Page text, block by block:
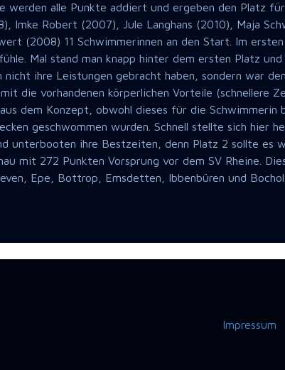
werden alle Punkte addiert und ergeben den Platz
Imke Robert (2007), Jule Langhans (2010), Maja
(2008) 11 Schwimmerinnen an den Start. Im
Mal stand man knapp hinter dem ersten Platz
nicht ihre Leistungen gebracht haben, sondern war
die vorhandenen körperlichen Vorteile (schnellere
dem Konzept, obwohl dieses für die
geschwommen wurden. Schnell stellte sich hier
unterbooten ihre Bestzeiten, denn Platz 2 sollte es
mit 272 Punkten Vorsprung vor dem SV Rheine.
Epe, Bottrop, Emsdetten, Ibbenbüren und
Impressum